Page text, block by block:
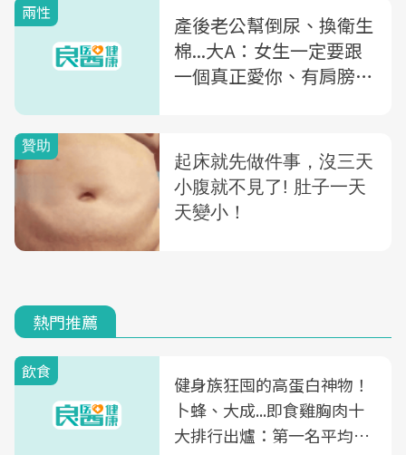
兩性
產後老公幫倒尿、換衛生
棉...大A：女生一定要跟
一個真正愛你、有肩膀的
熱門推薦
飲食
健身族狂囤的高蛋白神物！
卜蜂、大成...即食雞胸肉十
大排行出爐：第一名平均一